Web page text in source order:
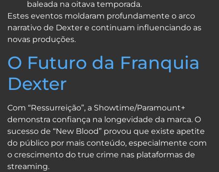
baleada na oitava temporada.
Estes eventos moldaram profundamente o arco
narrativo de Dexter e continuam influenciando as
novas produções.
O Futuro da Franquia
Dexter
Com “Ressurreição”, a Showtime/Paramount+
demonstra confiança na longevidade da marca. O
sucesso de “New Blood” provou que existe apetite
do público por mais conteúdo, especialmente com
o crescimento do true crime nas plataformas de
streaming.